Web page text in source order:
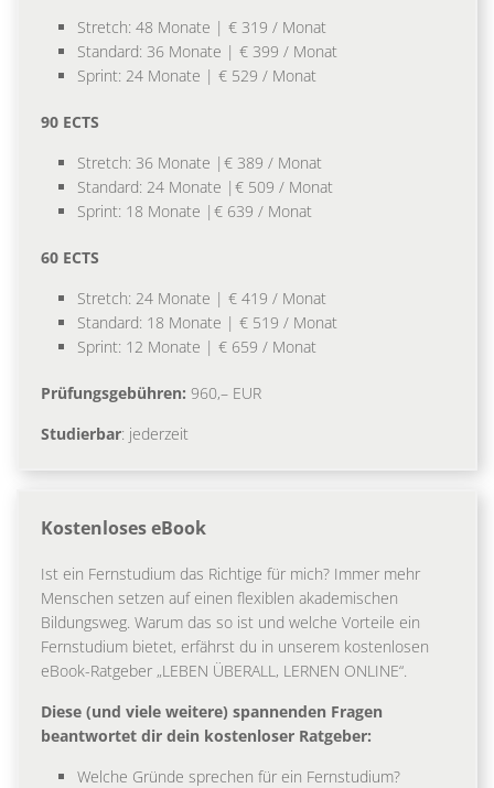
Stretch: 48 Monate | € 319 / Monat
Standard: 36 Monate | € 399 / Monat
Sprint: 24 Monate | € 529 / Monat
90 ECTS
Stretch: 36 Monate |€ 389 / Monat
Standard: 24 Monate |€ 509 / Monat
Sprint: 18 Monate |€ 639 / Monat
60 ECTS
Stretch: 24 Monate | € 419 / Monat
Standard: 18 Monate | € 519 / Monat
Sprint: 12 Monate | € 659 / Monat
Prüfungsgebühren: 960,– EUR
Studierbar: jederzeit
Kostenloses eBook
Ist ein Fernstudium das Richtige für mich? Immer mehr
Menschen setzen auf einen flexiblen akademischen
Bildungsweg. Warum das so ist und welche Vorteile ein
Fernstudium bietet, erfährst du in unserem kostenlosen
eBook-Ratgeber „LEBEN ÜBERALL, LERNEN ONLINE“.
Diese (und viele weitere) spannenden Fragen
beantwortet dir dein kostenloser Ratgeber:
Welche Gründe sprechen für ein Fernstudium?